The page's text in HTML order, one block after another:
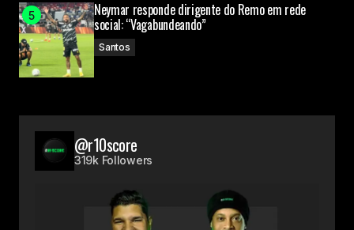
Neymar responde dirigente do Remo em rede
social: “Vagabundeando”
Santos
@r10score
319k Followers